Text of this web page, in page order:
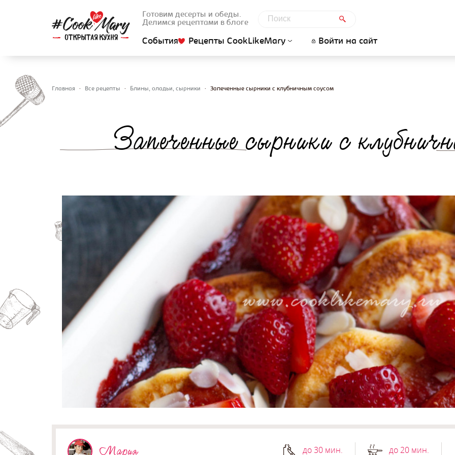
Готовим десерты и обеды.
Делимся рецептами в блоге
События Рецепты CookLikeMary Войти на сайт
Главная • Все рецепты • Блины, оладьи, сырники • Запеченные сырники с клубничным соусом
Запеченные сырники с
Мария до 30 мин. до 20 мин.